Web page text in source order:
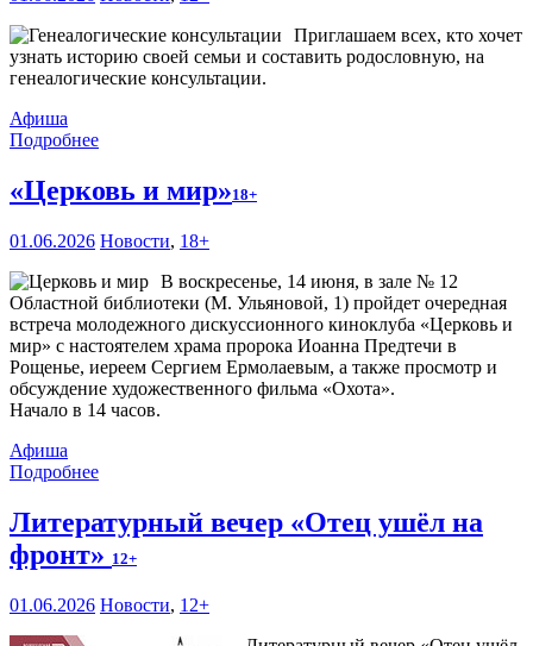
Приглашаем всех, кто хочет
узнать историю своей семьи и составить родословную, на
генеалогические консультации.
Афиша
Подробнее
«Церковь и мир»18+
01.06.2026 Новости, 18+
В воскресенье, 14 июня, в зале № 12
Областной библиотеки (М. Ульяновой, 1) пройдет очередная
встреча молодежного дискуссионного киноклуба «Церковь и
мир» с настоятелем храма пророка Иоанна Предтечи в
Рощенье, иереем Сергием Ермолаевым, а также просмотр и
обсуждение художественного фильма «Охота».
Начало в 14 часов.
Афиша
Подробнее
Литературный вечер «Отец ушёл на
фронт» 12+
01.06.2026 Новости, 12+